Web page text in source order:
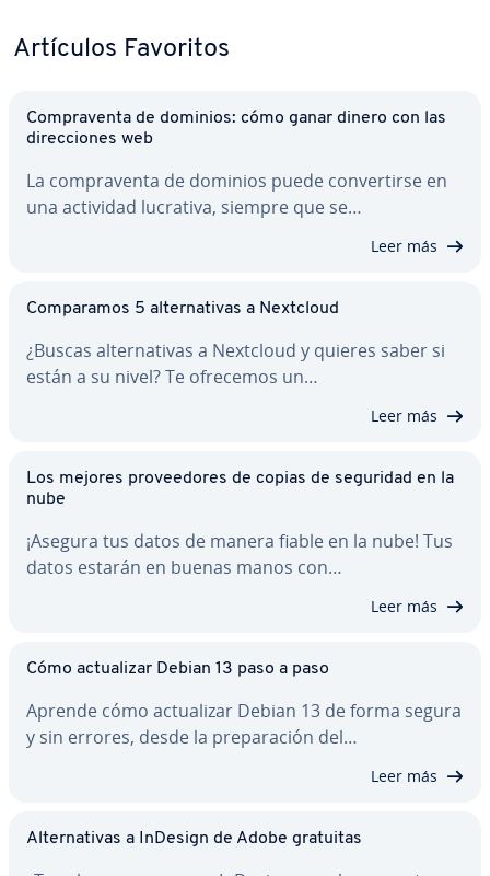
Artículos Favoritos
Co­m­pra­ve­n­ta de dominios: cómo ganar dinero con las
di­re­c­cio­nes web
La co­m­pra­ve­n­ta de dominios puede co­n­ve­r­ti­r­se en
una actividad lucrativa, siempre que se…
Leer más
Co­m­pa­ra­mos 5 al­te­r­na­ti­vas a Nextcloud
¿Buscas al­te­r­na­ti­vas a Nextcloud y quieres saber si
están a su nivel? Te ofrecemos un…
Leer más
Los mejores pro­vee­do­res de copias de seguridad en la
nube
¡Asegura tus datos de manera fiable en la nube! Tus
datos estarán en buenas manos con…
Leer más
Cómo ac­tua­li­zar Debian 13 paso a paso
Aprende cómo ac­tua­li­zar Debian 13 de forma segura
y sin errores, desde la pre­pa­ra­ción del…
Leer más
Al­te­r­na­ti­vas a InDesign de Adobe gratuitas